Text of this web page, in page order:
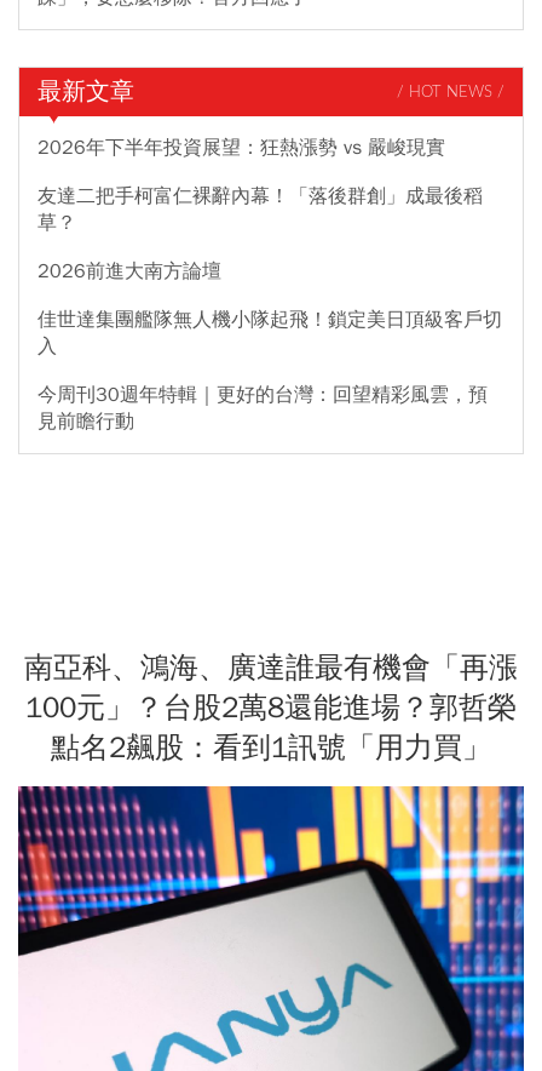
最新文章 / HOT NEWS /
2026年下半年投資展望：狂熱漲勢 vs 嚴峻現實
友達二把手柯富仁裸辭內幕！「落後群創」成最後稻
草？
2026前進大南方論壇
佳世達集團艦隊無人機小隊起飛！鎖定美日頂級客戶切
入
今周刊30週年特輯｜更好的台灣：回望精彩風雲，預
見前瞻行動
南亞科、鴻海、廣達誰最有機會「再漲
100元」？台股2萬8還能進場？郭哲榮
點名2飆股：看到1訊號「用力買」